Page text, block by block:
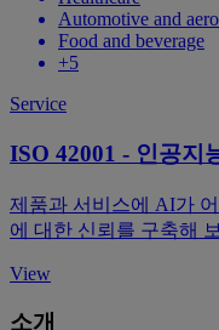
Automotive and
Food and beverage
+5
Service
ISO 42001 - 인공지
제품과 서비스에 AI가
에 대한 신뢰를 구축해
View
소개